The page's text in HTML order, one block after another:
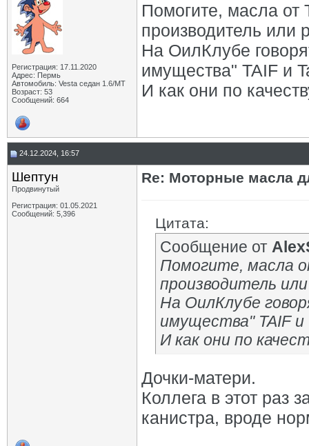
Регистрация: 17.11.2020
Адрес: Пермь
Автомобиль: Vesta седан 1.6/МТ
Возраст: 53
Сообщений: 664
Помогите, масла от
производитель или
На ОилКлубе
имущества" TAIF и
И как они по
24.12.2024, 16:57
Шептун
Продвинутый
Регистрация: 01.05.2021
Сообщений: 5,396
Re: Моторные масла
Цитата:
Сообщение от
Помогите, масла
производитель
На ОилКлубе
имущества" TAIF и
И как они по
Дочки-матери.
Коллега в этот раз
канистра, вроде